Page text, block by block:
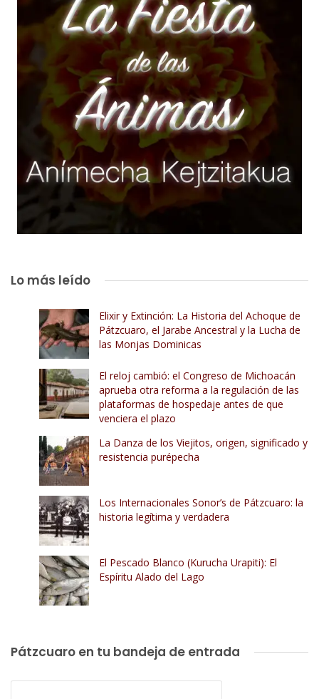
Lo más leído
Elixir y Extinción: La Historia del Achoque de
Pátzcuaro, el Jarabe Ancestral y la Lucha de
las Monjas Dominicas
El reloj cambió: el Congreso de Michoacán
aprueba otra reforma a la regulación de las
plataformas de hospedaje antes de que
venciera el plazo
La Danza de los Viejitos, origen, significado y
resistencia purépecha
Los Internacionales Sonor’s de Pátzcuaro: la
historia legítima y verdadera
El Pescado Blanco (Kurucha Urapiti): El
Espíritu Alado del Lago
Pátzcuaro en tu bandeja de entrada